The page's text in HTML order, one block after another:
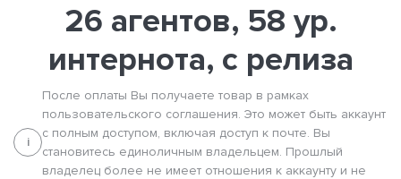
26 агентов, 58 ур.
интернота, с релиза
i
После оплаты Вы получаете товар в рамках
пользовательского соглашения. Это может быть аккаунт
с полным доступом, включая доступ к почте. Вы
становитесь единоличным владельцем. Прошлый
владелец более не имеет отношения к аккаунту и не